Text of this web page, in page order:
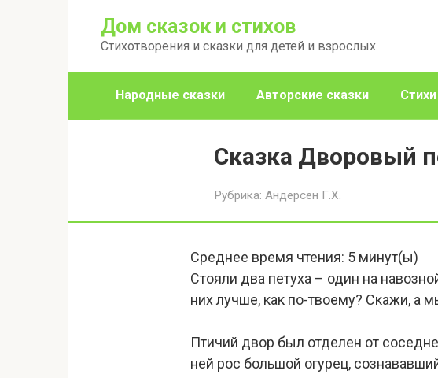
Дом сказок и стихов
Стихотворения и сказки для детей и взрослых
Народные сказки Авторские сказки Стихи
Сказка Дворовый
Рубрика: Андерсен Г.Х.
Среднее время чтения: 5 минут(ы)
Стояли два петуха – один на
них лучше, как по-твоему? Скажи, а
Птичий двор был отделен от
ней рос большой огурец,